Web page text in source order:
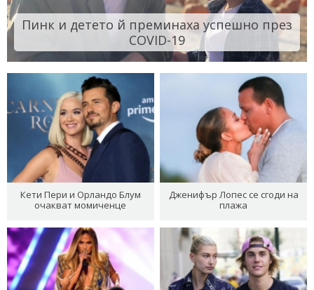
Пинк и детето й преминаха успешно през
COVID-19
Кети Пери и Орландо Блум
очакват момиченце
Дженифър Лопес се сгоди на
плажа